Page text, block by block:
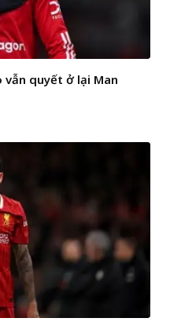
vẫn quyết ở lại Man